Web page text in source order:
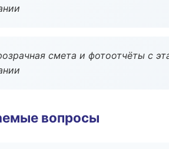
смета и фотоотчёты с
вопросы